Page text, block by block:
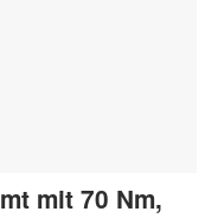
mit 70 Nm,